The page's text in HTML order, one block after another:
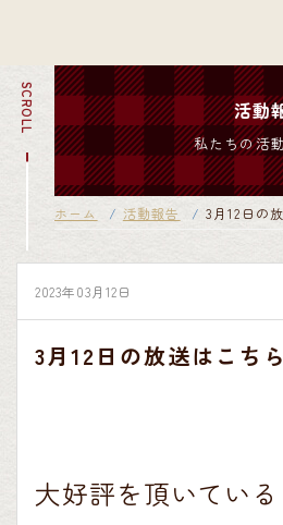
SCROLL 活動
私たちの活
ホーム 活動報告 3月12日の
2023年03月12日
3月12日の放送はこち
大好評を頂いてい